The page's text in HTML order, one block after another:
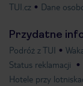
TUI.cz
Dane
Przydatne
Podróż z TUI
Status reklamacji
Hotele przy